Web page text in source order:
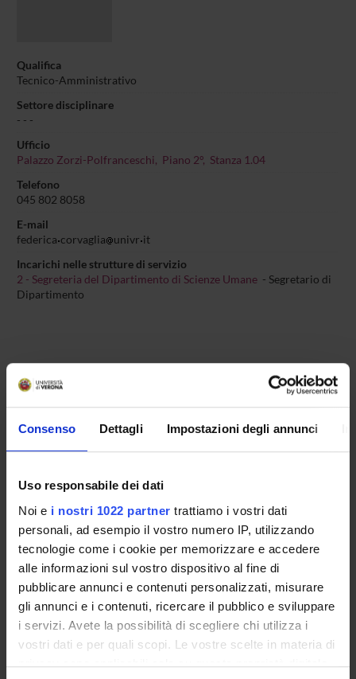
Consenso Dettagli Impostazioni degli annunci
Uso responsabile dei dati
Noi e i nostri 1022 partner trattiamo i vostri dati
personali, ad esempio il vostro numero IP, utilizzando
tecnologie come i cookie per memorizzare e accedere
alle informazioni sul vostro dispositivo al fine di
pubblicare annunci e contenuti personalizzati, misurare
gli annunci e i contenuti, ricercare il pubblico e sviluppare
i servizi. Avete la possibilità di scegliere chi utilizza i
vostri dati e per quali scopi. Le vostre scelte in materia di
privacy sono applicabili solo su questa proprietà digitale
Qualifica
Tecnico-Amministrativo
Settore disciplinare
- - -
Ufficio
Palazzo Zorzi-Polfranceschi, Piano 2°, Stanza 1.04
Telefono
045 802 8058
E-mail
federica corvaglia univr it
Incarichi nelle strutture di servizio
2 - Segreteria del Dipartimento di Scienze Umane - Segretario di
Dipartimento
INCARICHI
GOVERNANCE
COMMISSIONI
UFFICI E STRUTTURE DI SERVIZIO
SERVIZI DI SEGRETERIA STUDENTI
STRUTTURE DEL DIPARTIMENTO